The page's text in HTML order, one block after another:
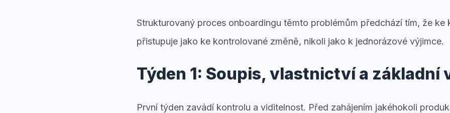
Strukturovaný proces onboardingu těmto problémům předchází tím, že ke
přistupuje jako ke kontrolované změně, nikoli jako k jednorázové výjimce.
Týden 1: Soupis, vlastnictví a základní
První týden zavádí kontrolu a viditelnost. Před zahájením jakéhokoli